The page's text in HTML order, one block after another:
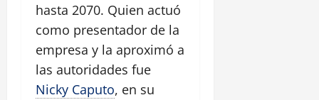
hasta 2070. Quien actuó
como presentador de la
empresa y la aproximó a
las autoridades fue
Nicky Caputo, en su